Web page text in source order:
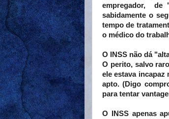
empregador, de
sabidamente o
tempo de
o médico do
O INSS não dá
O perito, salvo
ele estava incapaz
apto. (Digo
para tentar
O INSS apenas